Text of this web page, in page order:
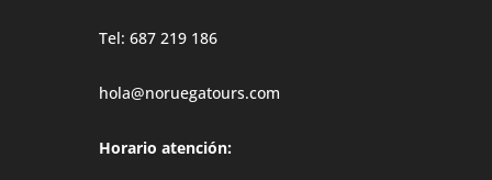
Tel: 687 219 186
hola@noruegatours.com
Horario atención: